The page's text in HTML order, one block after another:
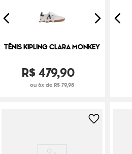
TÊNIS KIPLING CLARA MONKEY
R$479,90
ou 6x de R$ 79,98